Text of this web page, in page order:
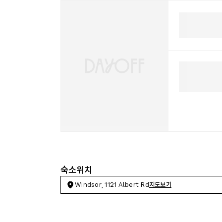
숙소위치
Windsor, 1121 Albert Rd 지도보기